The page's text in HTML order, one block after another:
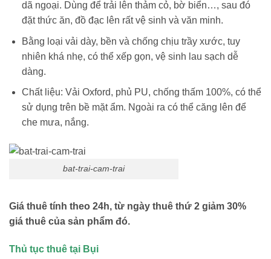
dã ngoại. Dùng để trải lên thảm cỏ, bờ biển…, sau đó
đặt thức ăn, đồ đạc lên rất vệ sinh và văn minh.
Bằng loại vải dày, bền và chống chịu trầy xước, tuy
nhiên khá nhẹ, có thể xếp gọn, vệ sinh lau sạch dễ
dàng.
Chất liệu: Vải Oxford, phủ PU, chống thấm 100%, có thể
sử dụng trên bề mặt ẩm. Ngoài ra có thể căng lên để
che mưa, nắng.
bat-trai-cam-trai
Giá thuê tính theo 24h, từ ngày thuê thứ 2 giảm 30%
giá thuê của sản phẩm đó.
Thủ tục thuê tại Bụi